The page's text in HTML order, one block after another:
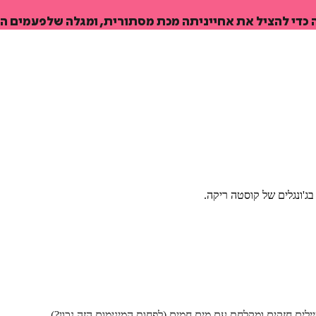
כדי להציל את אחייניתה מכת מסתורית, ומגלה שלפעמים
של קוסטה ריקה.